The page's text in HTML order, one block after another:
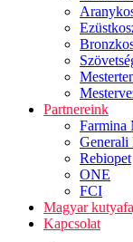
Partnereink
Farmina
Rebiopet
ONE
FCI
Magyar
Kapcsolat